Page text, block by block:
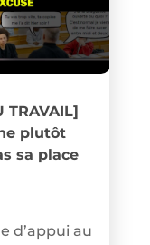
TRAVAIL]
plutôt
sa place
d’appui au